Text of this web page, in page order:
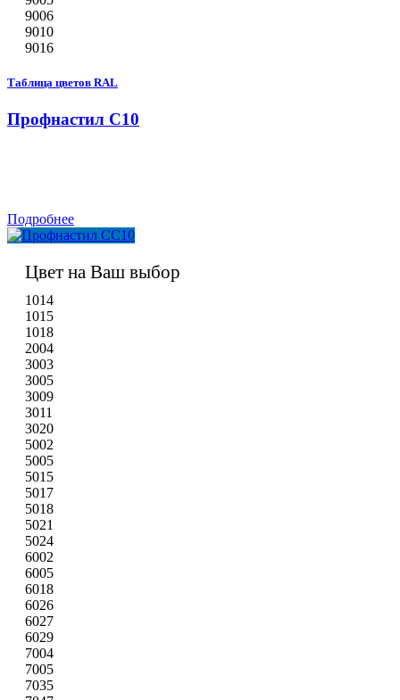
9006
9010
9016
Таблица цветов RAL
Профнастил С10
Подробнее
Цвет на Ваш выбор
1014
1015
1018
2004
3003
3005
3009
3011
3020
5002
5005
5015
5017
5018
5021
5024
6002
6005
6018
6026
6027
6029
7004
7005
7035